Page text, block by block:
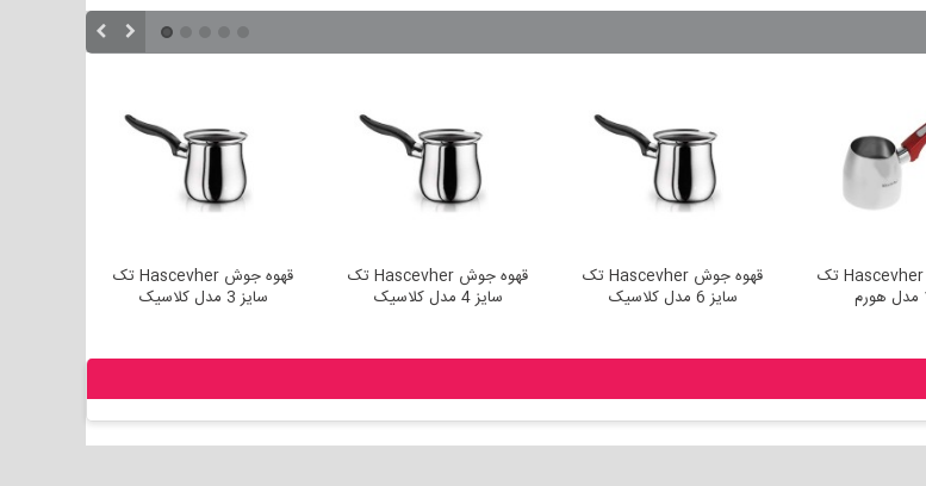
قهوه جوش Hascevher تک
سایز 3 مدل کلاسیک
قهوه جوش Hascevher تک
سایز 4 مدل کلاسیک
قهوه جوش Hascevher تک
سایز 6 مدل کلاسیک
قهوه جوش Hascevher تک